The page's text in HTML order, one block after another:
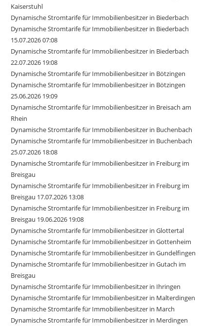
Kaiserstuhl
Dynamische Stromtarife für Immobilienbesitzer in Biederbach
Dynamische Stromtarife für Immobilienbesitzer in Biederbach
15.07.2026 07:08
Dynamische Stromtarife für Immobilienbesitzer in Biederbach
22.07.2026 19:08
Dynamische Stromtarife für Immobilienbesitzer in Bötzingen
Dynamische Stromtarife für Immobilienbesitzer in Bötzingen
25.06.2026 19:09
Dynamische Stromtarife für Immobilienbesitzer in Breisach am
Rhein
Dynamische Stromtarife für Immobilienbesitzer in Buchenbach
Dynamische Stromtarife für Immobilienbesitzer in Buchenbach
25.07.2026 18:08
Dynamische Stromtarife für Immobilienbesitzer in Freiburg im
Breisgau
Dynamische Stromtarife für Immobilienbesitzer in Freiburg im
Breisgau 17.07.2026 13:08
Dynamische Stromtarife für Immobilienbesitzer in Freiburg im
Breisgau 19.06.2026 19:08
Dynamische Stromtarife für Immobilienbesitzer in Glottertal
Dynamische Stromtarife für Immobilienbesitzer in Gottenheim
Dynamische Stromtarife für Immobilienbesitzer in Gundelfingen
Dynamische Stromtarife für Immobilienbesitzer in Gutach im
Breisgau
Dynamische Stromtarife für Immobilienbesitzer in Ihringen
Dynamische Stromtarife für Immobilienbesitzer in Malterdingen
Dynamische Stromtarife für Immobilienbesitzer in March
Dynamische Stromtarife für Immobilienbesitzer in Merdingen